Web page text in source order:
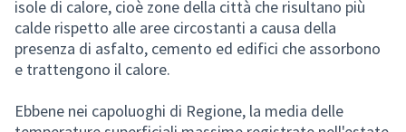
isole di calore, cioè zone della città che risultano più
calde rispetto alle aree circostanti a causa della
presenza di asfalto, cemento ed edifici che assorbono
e trattengono il calore.
Ebbene nei capoluoghi di Regione, la media delle